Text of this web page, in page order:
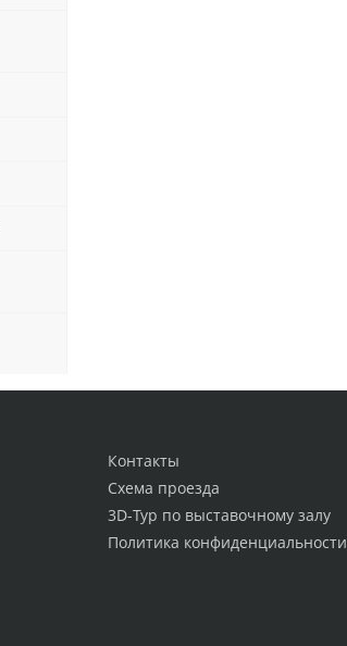
Контакты
Схема проезда
3D-Тур по выставочному залу
Политика конфиденциальности